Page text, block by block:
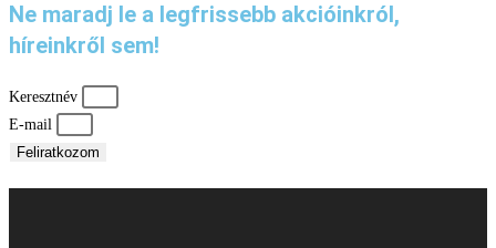
Ne maradj le a legfrissebb akcióinkról,
híreinkről sem!
Keresztnév
E-mail
Feliratkozom